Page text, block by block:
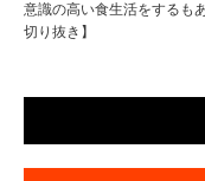
意識の高い食生活をするも
切り抜き】